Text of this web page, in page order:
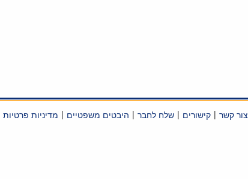
צור קשר | קישורים | שלח לחבר | היבטים משפטיים | מדיניות פרטיות